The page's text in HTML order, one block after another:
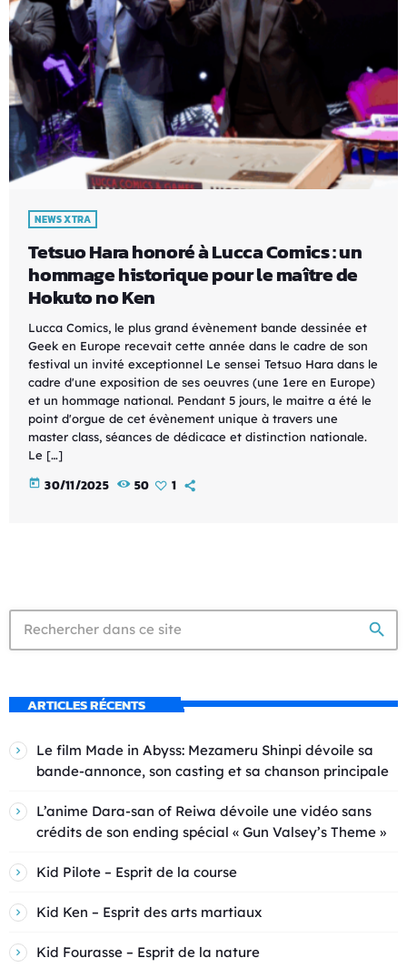
NEWS XTRA
Tetsuo Hara honoré à Lucca Comics : un
hommage historique pour le maître de
Hokuto no Ken
Lucca Comics, le plus grand évènement bande dessinée et
Geek en Europe recevait cette année dans le cadre de son
festival un invité exceptionnel Le sensei Tetsuo Hara dans le
cadre d'une exposition de ses oeuvres (une 1ere en Europe)
et un hommage national. Pendant 5 jours, le maitre a été le
point d'orgue de cet évènement unique à travers une
master class, séances de dédicace et distinction nationale.
Le […]
today 30/11/2025 50 1
search
ARTICLES RÉCENTS
Le film Made in Abyss: Mezameru Shinpi dévoile sa
bande-annonce, son casting et sa chanson principale
L’anime Dara-san of Reiwa dévoile une vidéo sans
crédits de son ending spécial « Gun Valsey’s Theme »
Kid Pilote – Esprit de la course
Kid Ken – Esprit des arts martiaux
Kid Fourasse – Esprit de la nature